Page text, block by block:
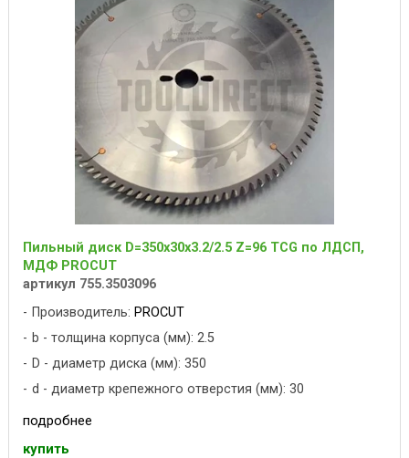
Пильный диск D=350x30x3.2/2.5 Z=96 TCG по ЛДСП,
МДФ PROCUT
артикул 755.3503096
Производитель: PROCUT
b - толщина корпуса (мм): 2.5
D - диаметр диска (мм): 350
d - диаметр крепежного отверстия (мм): 30
подробнее
купить